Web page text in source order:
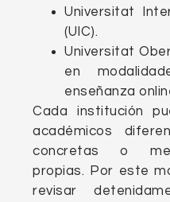
Universitat
(UIC).
Universitat
en
enseñanza
Cada institución
académicos
concretas o
propias. Por este
revisar